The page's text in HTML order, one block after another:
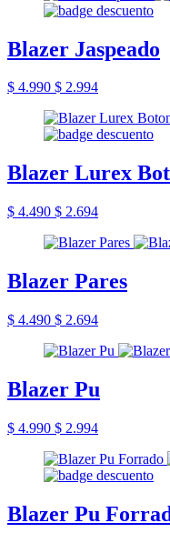
Blazer Jaspeado
$ 4.990 $ 2.994
Blazer Lurex
$ 4.490 $ 2.694
Blazer Pares
$ 4.490 $ 2.694
Blazer Pu
$ 4.990 $ 2.994
Blazer Pu